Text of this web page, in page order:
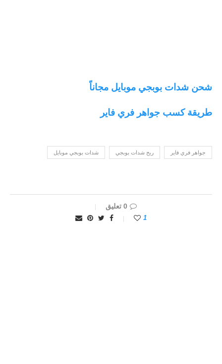
شحن شدات بوبجي موبايل مجاناً
طريقة كسب جواهر فري فاير
جواهر فري فاير ربح شدات بوبجي شدات بوبجي موبايل
0 تعليق
1